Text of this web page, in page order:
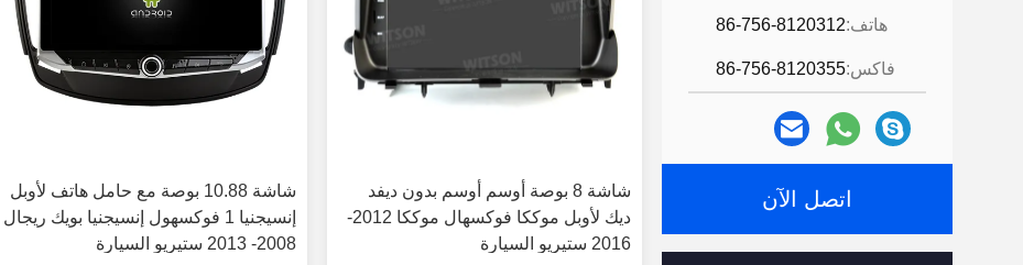
هاتف:86-756-8120312
فاكس:86-756-8120355
اتصل الآن
شاشة 8 بوصة أوسم أوسم بدون ديفد
ديك لأوبل موككا فوكسهال موككا 2012-
2016 ستيريو السيارة
شاشة 10.88 بوصة مع حامل هاتف لأوبل
إنسيجنيا 1 فوكسهول إنسيجنيا بويك ريجال
2008- 2013 ستيريو السيارة